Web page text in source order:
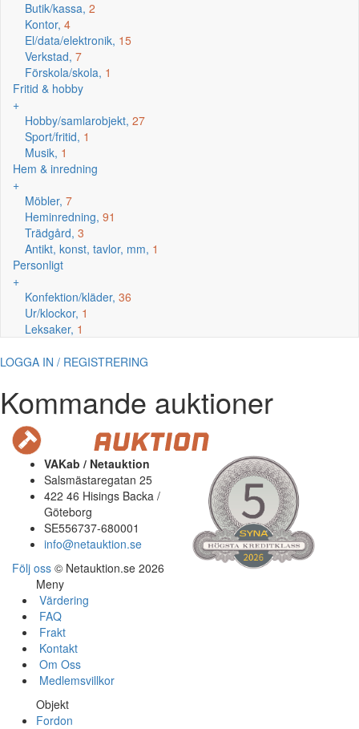
Butik/kassa, 2
Kontor, 4
El/data/elektronik, 15
Verkstad, 7
Förskola/skola, 1
Fritid & hobby
+
Hobby/samlarobjekt, 27
Sport/fritid, 1
Musik, 1
Hem & inredning
+
Möbler, 7
Heminredning, 91
Trädgård, 3
Antikt, konst, tavlor, mm, 1
Personligt
+
Konfektion/kläder, 36
Ur/klockor, 1
Leksaker, 1
LOGGA IN / REGISTRERING
Kommande auktioner
VAKab / Netauktion
Salsmästaregatan 25
422 46 Hisings Backa /
Göteborg
SE556737-680001
info@netauktion.se
Följ oss © Netauktion.se 2026
Meny
Värdering
FAQ
Frakt
Kontakt
Om Oss
Medlemsvillkor
Objekt
Fordon